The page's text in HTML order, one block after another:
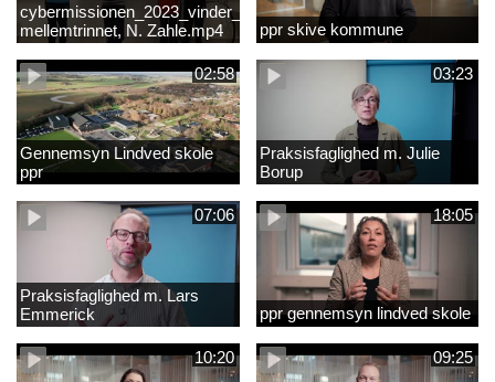
cybermissionen_2023_vinder_Vinder
mellemtrinnet, N. Zahle.mp4
ppr skive kommune
02:58
Gennemsyn Lindved skole
ppr
03:23
Praksisfaglighed m. Julie
Borup
07:06
Praksisfaglighed m. Lars
Emmerick
18:05
ppr gennemsyn lindved skole
10:20 09:25